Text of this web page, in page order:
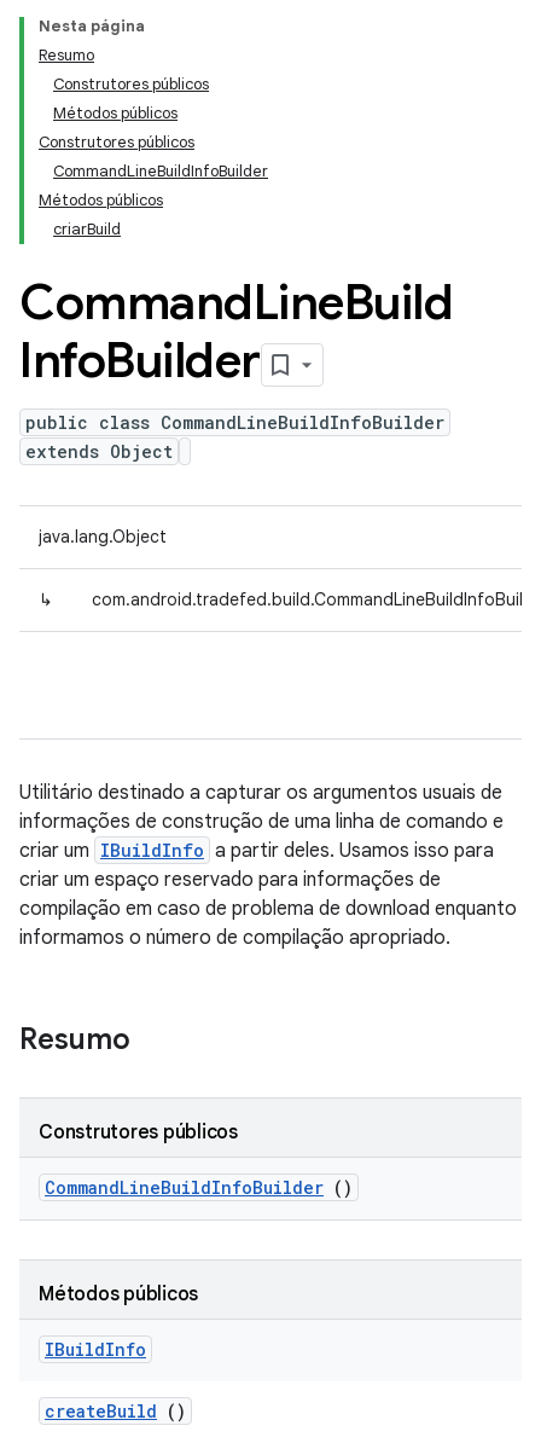
Nesta página
Resumo
Construtores públicos
Métodos públicos
Construtores públicos
CommandLineBuildInfoBuilder
Métodos públicos
criarBuild
CommandLineBuild
InfoBuilder
public class CommandLineBuildInfoBuilder
extends Object
java.lang.Object
↳
Utilitário destinado a capturar os argumentos usuais de
informações de construção de uma linha de comando e
criar um IBuildInfo a partir deles. Usamos isso para
criar um espaço reservado para informações de
compilação em caso de problema de download enquanto
informamos o número de compilação apropriado.
Resumo
Construtores públicos
CommandLineBuildInfoBuilder ()
Métodos públicos
IBuildInfo
createBuild ()